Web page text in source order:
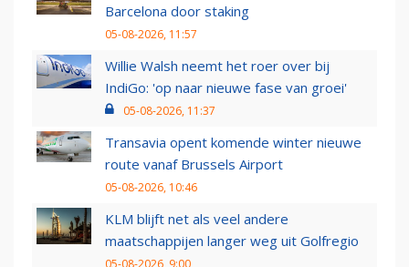
Barcelona door staking
05-08-2026, 11:57
Willie Walsh neemt het roer over bij
IndiGo: 'op naar nieuwe fase van groei'
05-08-2026, 11:37
Transavia opent komende winter nieuwe
route vanaf Brussels Airport
05-08-2026, 10:46
KLM blijft net als veel andere
maatschappijen langer weg uit Golfregio
05-08-2026, 9:00